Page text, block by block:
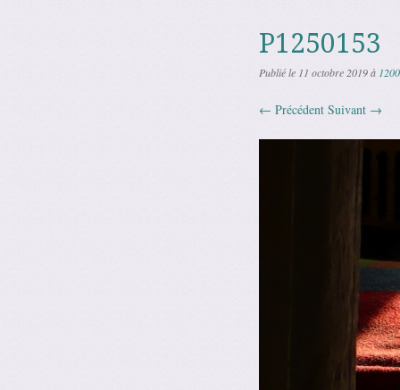
P1250153
Publié le 11 octobre 2019à
← Précédent Suivant →